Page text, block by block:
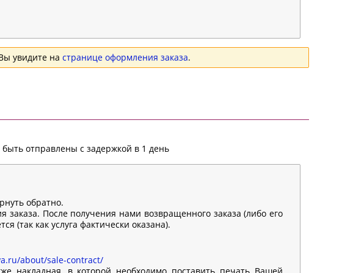
увидите на странице оформления заказа.
отправлены с задержкой в 1 день
обратно.
После получения нами возвращенного заказа (либо его
(так как услуга фактически оказана).
about/sale-contract/
накладная, в которой необходимо поставить печать Вашей